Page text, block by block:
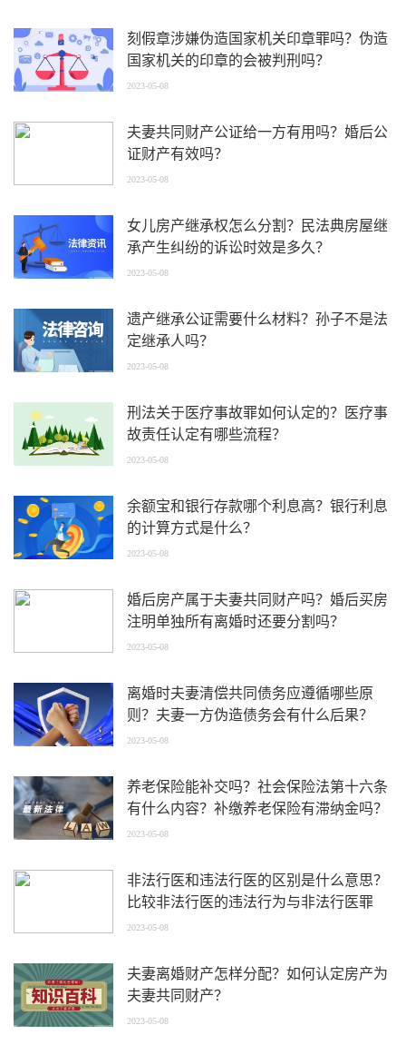
刻假章涉嫌伪造国家机关印章罪吗？伪造
国家机关的印章的会被判刑吗？
2023-05-08
夫妻共同财产公证给一方有用吗？婚后公
证财产有效吗？
2023-05-08
女儿房产继承权怎么分割？民法典房屋继
承产生纠纷的诉讼时效是多久？
2023-05-08
遗产继承公证需要什么材料？孙子不是法
定继承人吗？
2023-05-08
刑法关于医疗事故罪如何认定的？医疗事
故责任认定有哪些流程？
2023-05-08
余额宝和银行存款哪个利息高？银行利息
的计算方式是什么？
2023-05-08
婚后房产属于夫妻共同财产吗？婚后买房
注明单独所有离婚时还要分割吗？
2023-05-08
离婚时夫妻清偿共同债务应遵循哪些原
则？夫妻一方伪造债务会有什么后果？
2023-05-08
养老保险能补交吗？社会保险法第十六条
有什么内容？补缴养老保险有滞纳金吗？
2023-05-08
非法行医和违法行医的区别是什么意思？
比较非法行医的违法行为与非法行医罪
2023-05-08
夫妻离婚财产怎样分配？如何认定房产为
夫妻共同财产？
2023-05-08